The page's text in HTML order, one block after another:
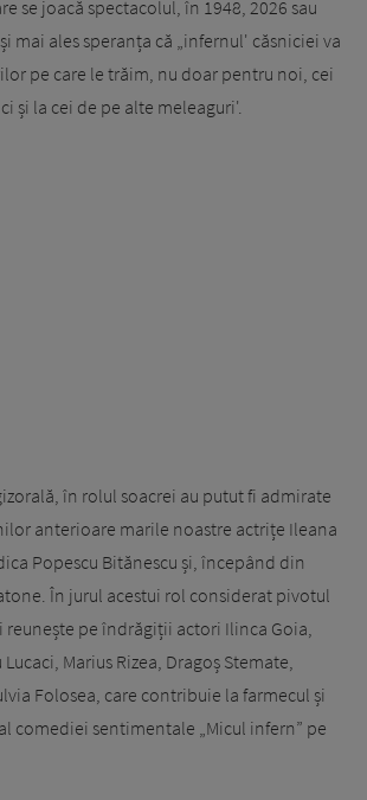
se joacă spectacolul, în 1948, 2026 sau
mai ales speranța că „infernul' căsniciei va
pe care le trăim, nu doar pentru noi, cei
și la cei de pe alte meleaguri'.
în rolul soacrei au putut fi admirate
anterioare marile noastre actrițe Ileana
Popescu Bitănescu și, începând din
În jurul acestui rol considerat pivotul
pe îndrăgiții actori Ilinca Goia,
Marius Rizea, Dragoș Stemate,
Folosea, care contribuie la farmecul și
comediei sentimentale „Micul infern” pe